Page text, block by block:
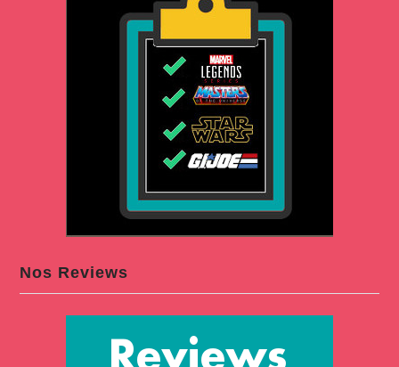
Nos Reviews